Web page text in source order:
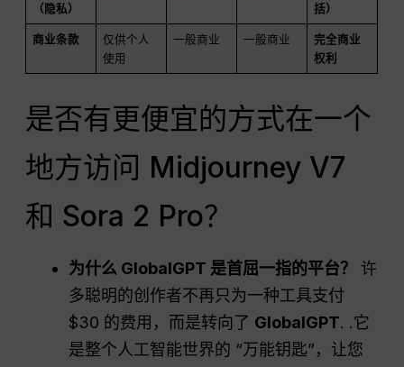
（隐私）
括）
商业条款
仅供个人
使用
一般商业 一般商业
完全商业
权利
是否有更便宜的方式在一个
地方访问 Midjourney V7
和 Sora 2 Pro？
为什么 GlobalGPT 是首屈一指的平台？
许
多聪明的创作者不再只为一种工具支付
$30 的费用，而是转向了 GlobalGPT. .它
是整个人工智能世界的 “万能钥匙”，让您